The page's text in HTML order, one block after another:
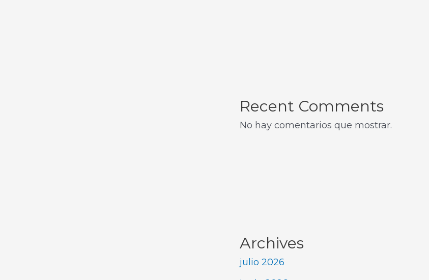
Recent Comments
No hay comentarios que mostrar.
Archives
julio 2026